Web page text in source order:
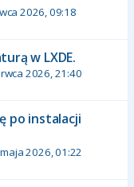
2026, 09:18
w LXDE.
2026, 21:40
po instalacji
2026, 01:22